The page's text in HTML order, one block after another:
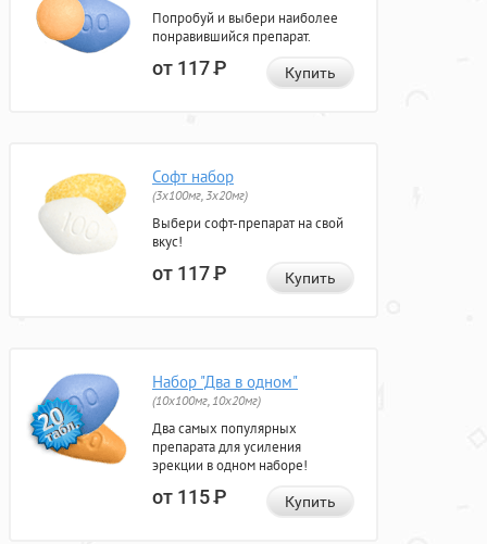
Попробуй и выбери наиболее
понравившийся препарат.
от 117Р Купить
Софт набор
(3x100мг, 3x20мг)
Выбери софт-препарат на свой
вкус!
от 117Р Купить
Набор "Два в одном"
(10x100мг, 10x20мг)
Два самых популярных
препарата для усиления
эрекции в одном наборе!
от 115Р Купить